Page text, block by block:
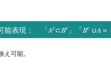
能表現： 「Ac⊂Bc 」「Bc ∪A
え可能。